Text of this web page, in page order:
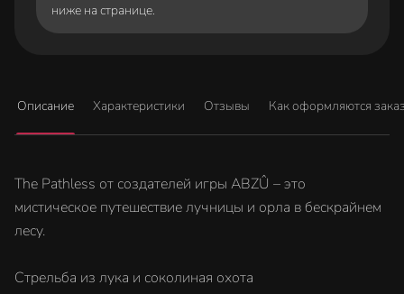
ниже на странице.
Описание Характеристики Отзывы Как оформляются
The Pathless от создателей игры ABZÛ – это
мистическое путешествие лучницы и орла в бескрайнем
лесу.
Стрельба из лука и соколиная охота